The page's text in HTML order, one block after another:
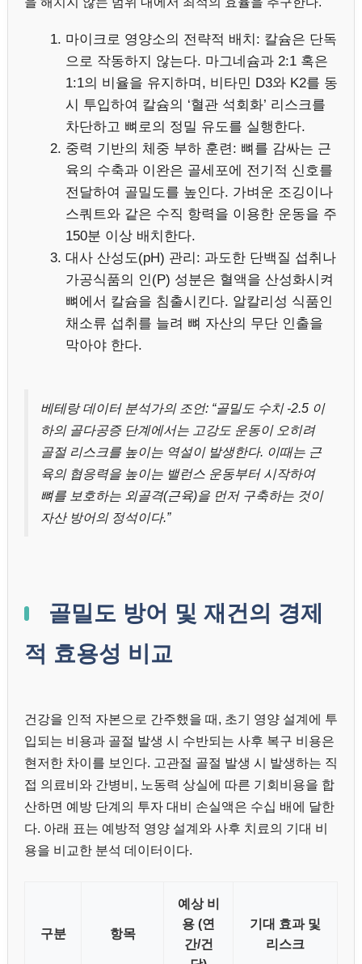
마이크로 영양소의 전략적 배치: 칼슘은 단독
으로 작동하지 않는다. 마그네슘과 2:1 혹은
1:1의 비율을 유지하며, 비타민 D3와 K2를 동
시 투입하여 칼슘의 ‘혈관 석회화’ 리스크를
차단하고 뼈로의 정밀 유도를 실행한다.
중력 기반의 체중 부하 훈련: 뼈를 감싸는 근
육의 수축과 이완은 골세포에 전기적 신호를
전달하여 골밀도를 높인다. 가벼운 조깅이나
스쿼트와 같은 수직 항력을 이용한 운동을 주
150분 이상 배치한다.
대사 산성도(pH) 관리: 과도한 단백질 섭취나
가공식품의 인(P) 성분은 혈액을 산성화시켜
뼈에서 칼슘을 침출시킨다. 알칼리성 식품인
채소류 섭취를 늘려 뼈 자산의 무단 인출을
막아야 한다.
베테랑 데이터 분석가의 조언: “골밀도 수치 -2.5 이
하의 골다공증 단계에서는 고강도 운동이 오히려
골절 리스크를 높이는 역설이 발생한다. 이때는 근
육의 협응력을 높이는 밸런스 운동부터 시작하여
뼈를 보호하는 외골격(근육)을 먼저 구축하는 것이
자산 방어의 정석이다.”
골밀도 방어 및 재건의 경제
적 효용성 비교
건강을 인적 자본으로 간주했을 때, 초기 영양 설계에 투
입되는 비용과 골절 발생 시 수반되는 사후 복구 비용은
현저한 차이를 보인다. 고관절 골절 발생 시 발생하는 직
접 의료비와 간병비, 노동력 상실에 따른 기회비용을 합
산하면 예방 단계의 투자 대비 손실액은 수십 배에 달한
다. 아래 표는 예방적 영양 설계와 사후 치료의 기대 비
용을 비교한 분석 데이터이다.
구분 항목
예상 비
용 (연
간/건
기대 효과 및
리스크